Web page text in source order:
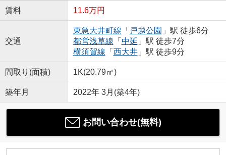
賃料 11.6万円
交通
東急大井町線 「 戸越公園 」駅 徒歩6分
都営浅草線 「 中延 」駅 徒歩7分
横須賀線 「 西大井」駅 徒歩9分
間取り(面積) 1K(20.79㎡)
築年月 2022年 3月(築4年)
お問い合わせ(無料)